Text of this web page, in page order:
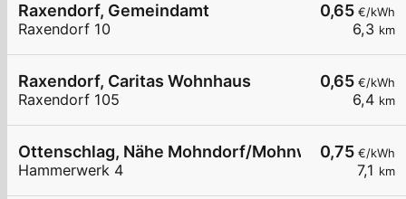
0,65 €/kWh
6,3 km
Raxendorf, Gemeindamt
Raxendorf 10
0,65 €/kWh
6,4 km
Raxendorf, Caritas Wohnhaus
Raxendorf 105
0,75 €/kWh
7,1 km
Ottenschlag, Nähe Mohndorf/Mohnwirt
Hammerwerk 4